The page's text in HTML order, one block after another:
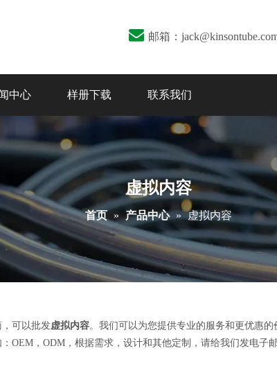
 邮箱：
中心 样册下载 联系我们
虚拟内容
首页 » 产品中心 » 虚拟内容
可以批发虚拟内容。我们可以为您提供专业的服务和更优惠的
OEM，ODM，根据需求，设计和其他定制，请给我们发电子